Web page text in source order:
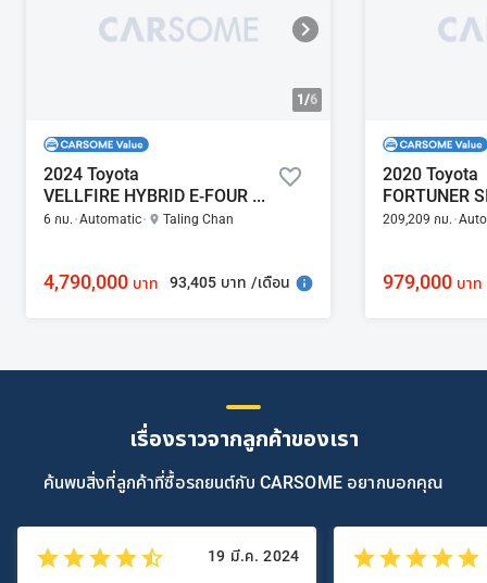
1/6
2024 Toyota
VELLFIRE HYBRID E-FOUR 2.5
6 กม. Automatic Taling Chan
4,790,000 บาท 93,405 บาท /เดือน
2020 Toyota
209,209 กม.
979,000 บาท
เรื่องราวจากลูกค้าของเรา
ค้นพบสิ่งที่ลูกค้าที่ซื้อรถยนต์กับ CARSOME อยากบอกคุณ
19 มี.ค. 2024